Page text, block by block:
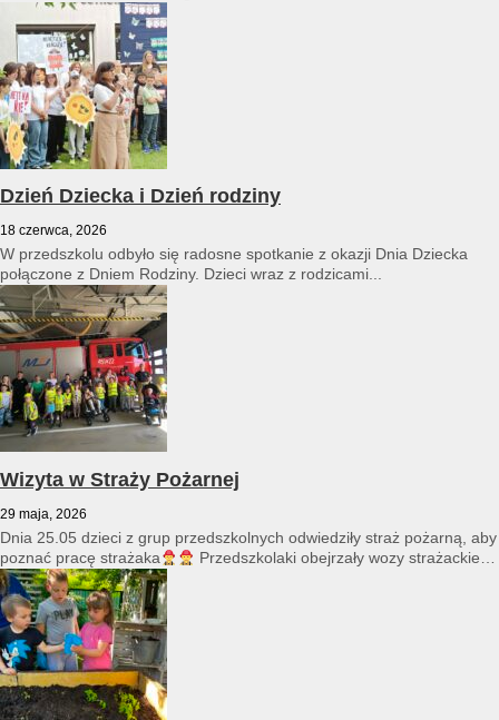
Dzień Dziecka i Dzień rodziny
18 czerwca, 2026
W przedszkolu odbyło się radosne spotkanie z okazji Dnia Dziecka
połączone z Dniem Rodziny. Dzieci wraz z rodzicami...
Wizyta w Straży Pożarnej
29 maja, 2026
Dnia 25.05 dzieci z grup przedszkolnych odwiedziły straż pożarną, aby
poznać pracę strażaka
Przedszkolaki obejrzały wozy strażackie
i...